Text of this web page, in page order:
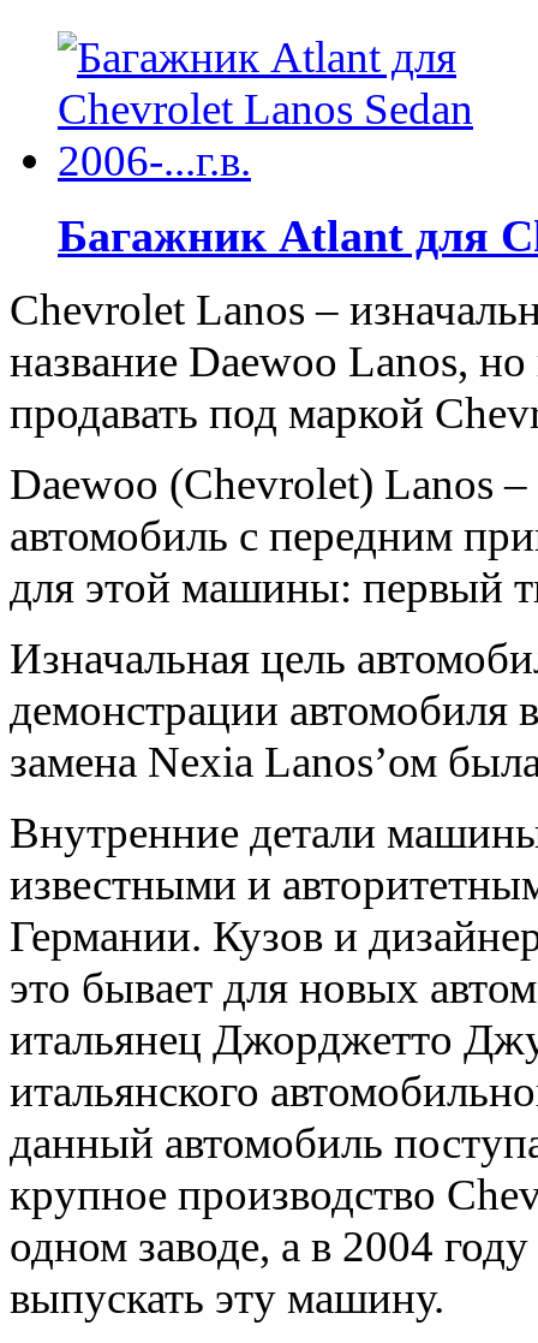
Багажник Atlant для
Chevrolet Lanos –
название Daewoo Lanos,
продавать под маркой
Daewoo (Chevrolet) Lanos
автомобиль с передним
для этой машины: первый
Изначальная цель
демонстрации автомобиля
замена Nexia Lanos’ом
Внутренние детали
известными и
Германии. Кузов и
это бывает для новых
итальянец Джорджетто
итальянского
данный автомобиль
крупное производство
одном заводе, а в 2004
выпускать эту машину.